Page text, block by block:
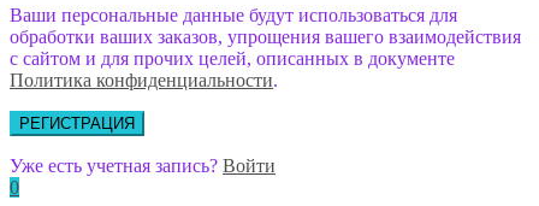
Ваши персональные данные будут использоваться для
обработки ваших заказов, упрощения вашего взаимодействия
с сайтом и для прочих целей, описанных в документе
Политика конфиденциальности.
РЕГИСТРАЦИЯ
Уже есть учетная запись? Войти
0